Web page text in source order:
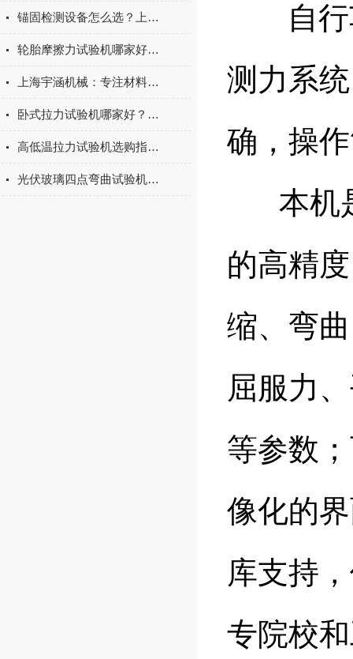
锚固检测设备怎么选？上海宇涵膨胀螺丝拉拔试验机品牌评测
轮胎摩擦力试验机哪家好？上海宇涵试验机综合评测
上海宇涵机械：专注材料力学检测，电池片拉力试验机助力光伏品质管控
卧式拉力试验机哪家好？2026年国产实力厂家实测推荐
高低温拉力试验机选购指南：聚焦上海宇涵的技术实力与可靠方案
光伏玻璃四点弯曲试验机的重要性
自行车
测力系
确，操
本机是
的高精
缩、弯
屈服力
等参数
像化的
库支持
专院校